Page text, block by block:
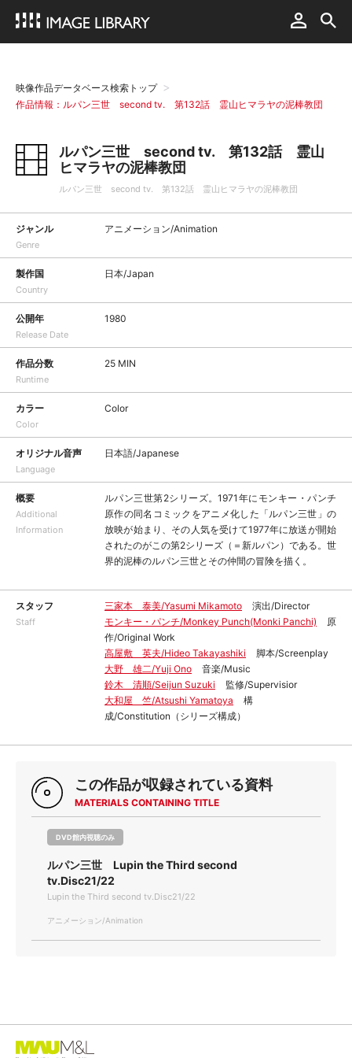
映像作品データベース検索トップ
作品情報：ルパン三世 second tv. 第132話 霊山ヒマラヤの泥棒教団
ルパン三世 second tv. 第132話 霊山
ヒマラヤの泥棒教団
ルパン三世 second tv. 第132話 霊山ヒマラヤの泥棒教団
ジャンル
Genre
アニメーション/Animation
製作国
Country
日本/Japan
公開年
Release Date
1980
作品分数
Runtime
25 MIN
カラー
Color
Color
オリジナル音声
Language
日本語/Japanese
概要
Additional
Information
ルパン三世第2シリーズ。1971年にモンキー・パンチ
原作の同名コミックをアニメ化した「ルパン三世」の
放映が始まり、その人気を受けて1977年に放送が開始
されたのがこの第2シリーズ（＝新ルパン）である。世
界的泥棒のルパン三世とその仲間の冒険を描く。
スタッフ
Staff
三家本 泰美/Yasumi Mikamoto
演出/Director
モンキー・パンチ/Monkey Punch(Monki Panchi)
原
作/Original Work
高屋敷 英夫/Hideo Takayashiki
脚本/Screenplay
大野 雄二/Yuji Ono
音楽/Music
鈴木 清順/Seijun Suzuki
監修/Supervisior
大和屋 竺/Atsushi Yamatoya
構
成/Constitution（シリーズ構成）
この作品が収録されている資料
MATERIALS CONTAINING TITLE
DVD館内視聴のみ
ルパン三世 Lupin the Third second
tv.Disc21/22
Lupin the Third second tv.Disc21/22
アニメーション/Animation